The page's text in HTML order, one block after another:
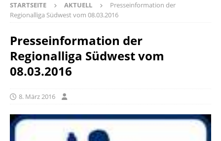
STARTSEITE AKTUELL
Presseinformation der
Regionalliga Südwest vom 08.03.2016
Presseinformation der
Regionalliga Südwest vom
08.03.2016
8. März 2016